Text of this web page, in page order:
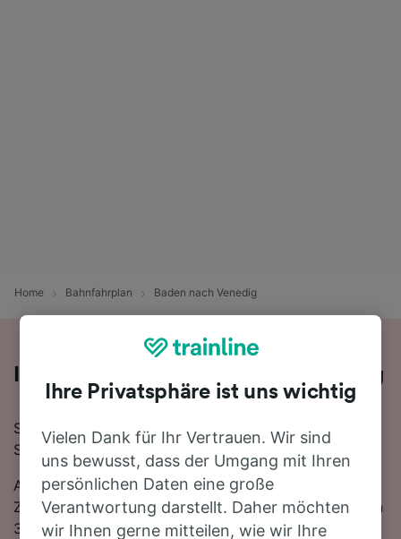
Home Bahnfahrplan Baden nach Venedig
Ihre Zugfahrt von Baden nach Venedig
Sie planen eine Zugfahrt von Baden nach Venedig?
Starten Sie jetzt Ihre Suche!
Auf der 383 km langen Strecke fahren in der Regel 32
Züge, die schnellste Reisezeit beträgt dabei 6 Stunden
39 Minuten. Sie müssen unterwegs 1-mal umsteigen,
Ihre Privatsphäre ist uns wichtig
Vielen Dank für Ihr Vertrauen. Wir sind
uns bewusst, dass der Umgang mit Ihren
persönlichen Daten eine große
Verantwortung darstellt. Daher möchten
wir Ihnen gerne mitteilen, wie wir Ihre